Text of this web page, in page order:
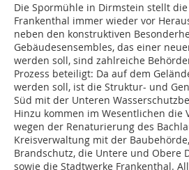
Die Spormühle in Dirmstein stellt
Frankenthal immer wieder vor
neben den kon­struktiven
Gebäudesensembles, das einer
werden soll, sind zahlreiche
Prozess beteiligt: Da auf dem
werden soll, ist die Struktur- und
Süd mit der Unteren
Hinzu kommen im Wesentlichen die
wegen der Renaturierung des
Kreisverwaltung mit der
Brandschutz, die Untere und Obere
sowie die Stadtwerke Frankenthal.